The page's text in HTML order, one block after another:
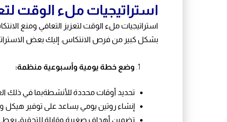
استراتيجيات ملء الوقت
استراتيجيات ملء الوقت لتعزيز التعافي ومنع
بشكل كبير من فرص الانتكاس. إليك بعض
وضع خطة يومية وأسبوعية منظمة:
تحديد أوقات محددة للأنشطةبما في ذلك
إنشاء روتين يومي يساعد على توفير هيكل
تضمين أهداف صغيرة وقابلة للتحقيق يعطي